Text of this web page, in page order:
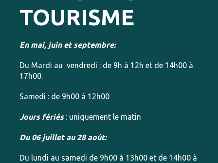
TOURISME
En mai, juin et septembre:
Du Mardi au vendredi : de 9h à 12h et de 14h00 à
17h00.
Samedi : de 9h00 à 12h00
Jours fériés: uniquement le matin
Du 06 juillet au 28 août:
Du lundi au samedi de 9h00 à 13h00 et de 14h00 à